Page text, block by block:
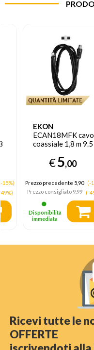
15%)
EKON
ECAN18MFK cavo
coassiale 1,8 m 9.5
€5,00
Prezzo precedente 5,90 (-
Prezzo consigliato9.99 (-
Disponibilità
immediata
Ricevi tutte le
OFFERTE